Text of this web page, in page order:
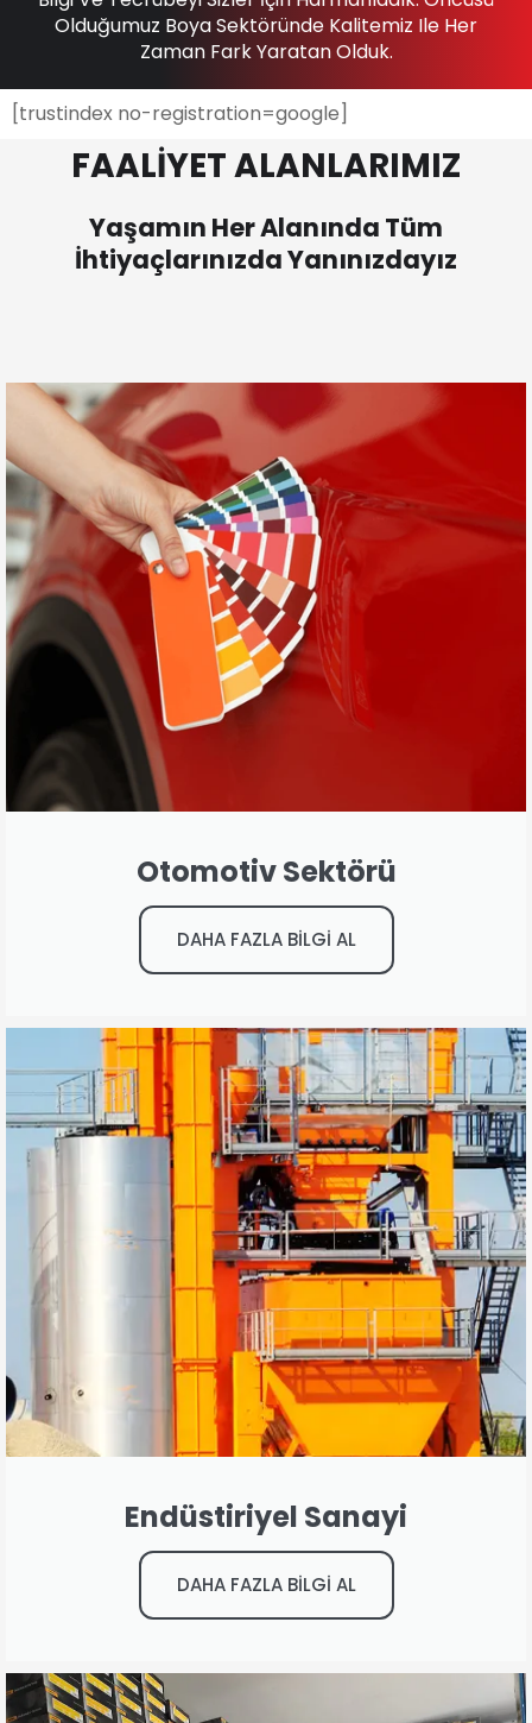
Olduğumuz Boya Sektöründe Kalitemiz Ile Her
Zaman Fark Yaratan Olduk.
[trustindex no-registration=google]
FAALİYET ALANLARIMIZ
Yaşamın Her Alanında Tüm
İhtiyaçlarınızda Yanınızdayız
Otomotiv Sektörü
DAHA FAZLA BİLGİ AL
Endüstiriyel Sanayi
DAHA FAZLA BİLGİ AL